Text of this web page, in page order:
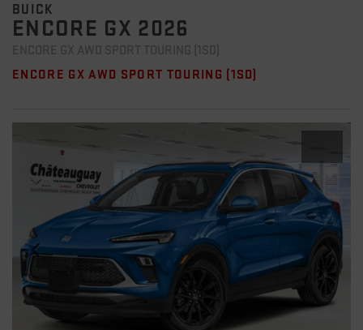
BUICK
ENCORE GX 2026
ENCORE GX AWD SPORT TOURING (1SD)
ENCORE GX AWD SPORT TOURING (1SD)